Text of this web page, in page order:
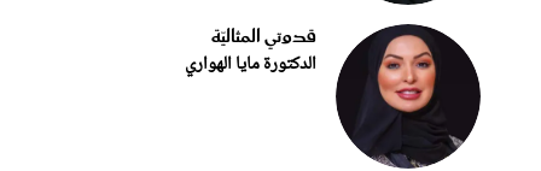
قدوتي المثاليّة
الدكتورة مايا الهواري